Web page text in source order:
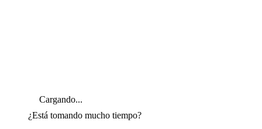
Cargando...
¿Está tomando mucho tiempo?